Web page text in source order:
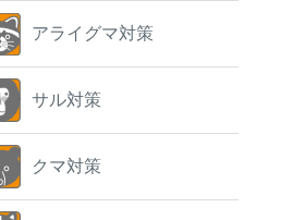
アライグマ対策
サル対策
クマ対策